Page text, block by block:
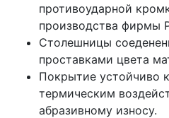
противоударной
производства фирмы
Столешницы
проставками цвета
Покрытие устойчиво
термическим
абразивному износу.